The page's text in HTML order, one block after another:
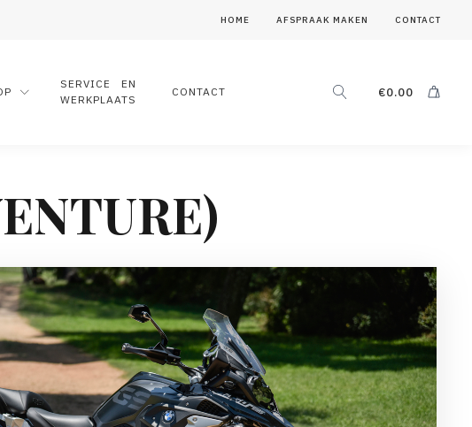
HOME AFSPRAAK MAKEN CONTACT
SERVICE EN
WERKPLAATS
CONTACT €0.00